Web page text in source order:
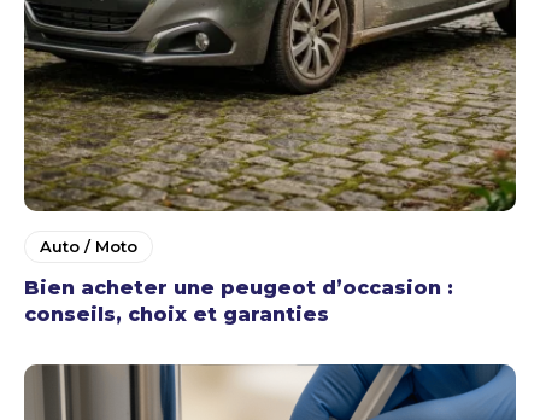
Auto / Moto
Bien acheter une peugeot d’occasion :
conseils, choix et garanties